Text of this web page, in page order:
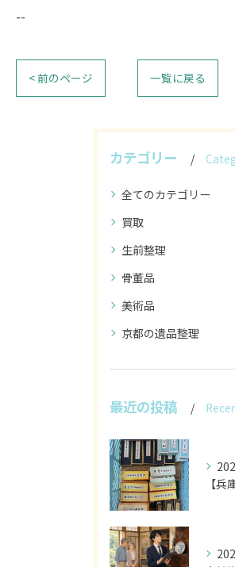
--
< 前のページ 一覧に戻る
カテゴリー
全てのカテゴリー
買取
生前整理
骨董品
美術品
京都の遺品整理
最近の投稿